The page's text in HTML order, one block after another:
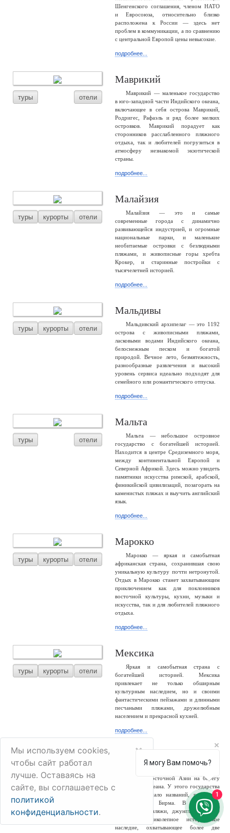
Шенгенского соглашения, членом НАТО
и Евросоюза, относительно близко
расположена к России — здесь нет
проблем в коммуникации, а по сравнению
с центральной Европой цены невысокие.
подробнее...
туры отели
Маврикий
Маврикий — маленькое государство
в юго-западной части Индийского океана,
включающее в себя острова Маврикий,
Родригес, Рафаэль и ряд более мелких
островков. Маврикий порадует как
сторонников расслабленного пляжного
отдыха, так и любителей погрузиться в
атмосферу незнакомой экзотической
страны.
подробнее...
туры курорты отели
Малайзия
Малайзия — это и самые
современные города с динамично
развивающейся индустрией, и огромные
национальные парки, и маленькие
необитаемые островки с безлюдными
пляжами, и живописные горы хребта
Крокер, и старинные постройки с
тысячелетней историей.
подробнее...
туры курорты отели
Мальдивы
Мальдивский архипелаг — это 1192
острова с живописными пляжами,
ласковыми водами Индийского океана,
белоснежным песком и богатой
природой. Вечное лето, безмятежность,
разнообразные развлечения и высокий
уровень сервиса идеально подходят для
семейного или романтического отпуска.
подробнее...
туры отели
Мальта
Мальта — небольшое островное
государство с богатейшей историей.
Находится в центре Средиземного моря,
между континентальной Европой и
Северной Африкой. Здесь можно увидеть
памятники искусства римской, арабской,
финикийской цивилизаций, позагорать на
каменистых пляжах и выучить английский
язык.
подробнее...
туры курорты отели
Марокко
Марокко — яркая и самобытная
африканская страна, сохранившая свою
уникальную культуру почти нетронутой.
Отдых в Марокко станет захватывающим
приключением как для поклонников
восточной культуры, кухни, музыки и
искусства, так и для любителей пляжного
отдыха.
подробнее...
туры курорты отели
Мексика
Яркая и самобытная страна с
богатейшей историей. Мексика
привлекает не только обширным
культурным наследием, но и своими
фантастическими пейзажами и длинными
песчаными пляжами, дружелюбным
населением и прекрасной кухней.
подробнее...
туры отели
страна Юго-Восточной Азии на берегу
Индийского океана. У этого государства
сменилось немало названий, россиянам
известно как Бирма. В стране –
белоснежные пляжи, джунгли, снежные
горы и великолепное историческое
наследие, охватывающее более две
Мы используем cookies,
чтобы сайт работал
лучше. Оставаясь на
сайте, вы соглашаетесь с
политикой
конфиденциальности.
×
Я могу Вам помочь?
1